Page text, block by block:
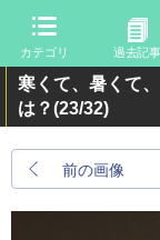
カテゴリ 過去記事
寒くて、暑くて
は？(23/32)
前の画像